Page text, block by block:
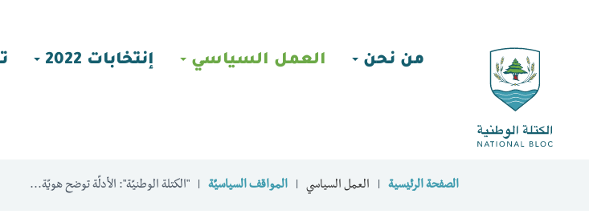
إنتخابات 2022 العمل السياسي من نحن
الصفحة الرئيسية العمل السياسي المواقف السياسيّة "الكتلة الوطنيّة": الأدلّة توضح هويّة...